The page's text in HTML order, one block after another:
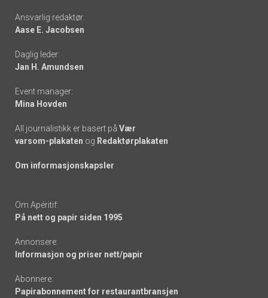
Footer
-
links
Ansvarlig redaktør:
Aase E. Jacobsen
Daglig leder:
Jan H. Amundsen
Event manager:
Mina Hovden
All journalistikk er basert på Vær
varsom-plakaten og Redaktørplakaten
Om informasjonskapsler
Om Apéritif:
På nett og papir siden 1995
Annonsere:
Informasjon og priser nett/papir
Abonnere:
Papirabonnement for restaurantbransjen